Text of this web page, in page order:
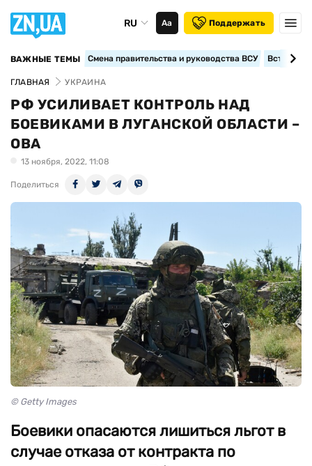
RU Аа Поддержать
ВАЖНЫЕ ТЕМЫ Смена правительства и руководства ВСУ
ГЛАВНАЯ УКРАИНА
РФ УСИЛИВАЕТ КОНТРОЛЬ НАД
БОЕВИКАМИ В ЛУГАНСКОЙ ОБЛАСТИ –
ОВА
13 ноября, 2022, 11:08
Поделиться
© Getty Images
Боевики опасаются лишиться льгот в
случае отказа от контракта по